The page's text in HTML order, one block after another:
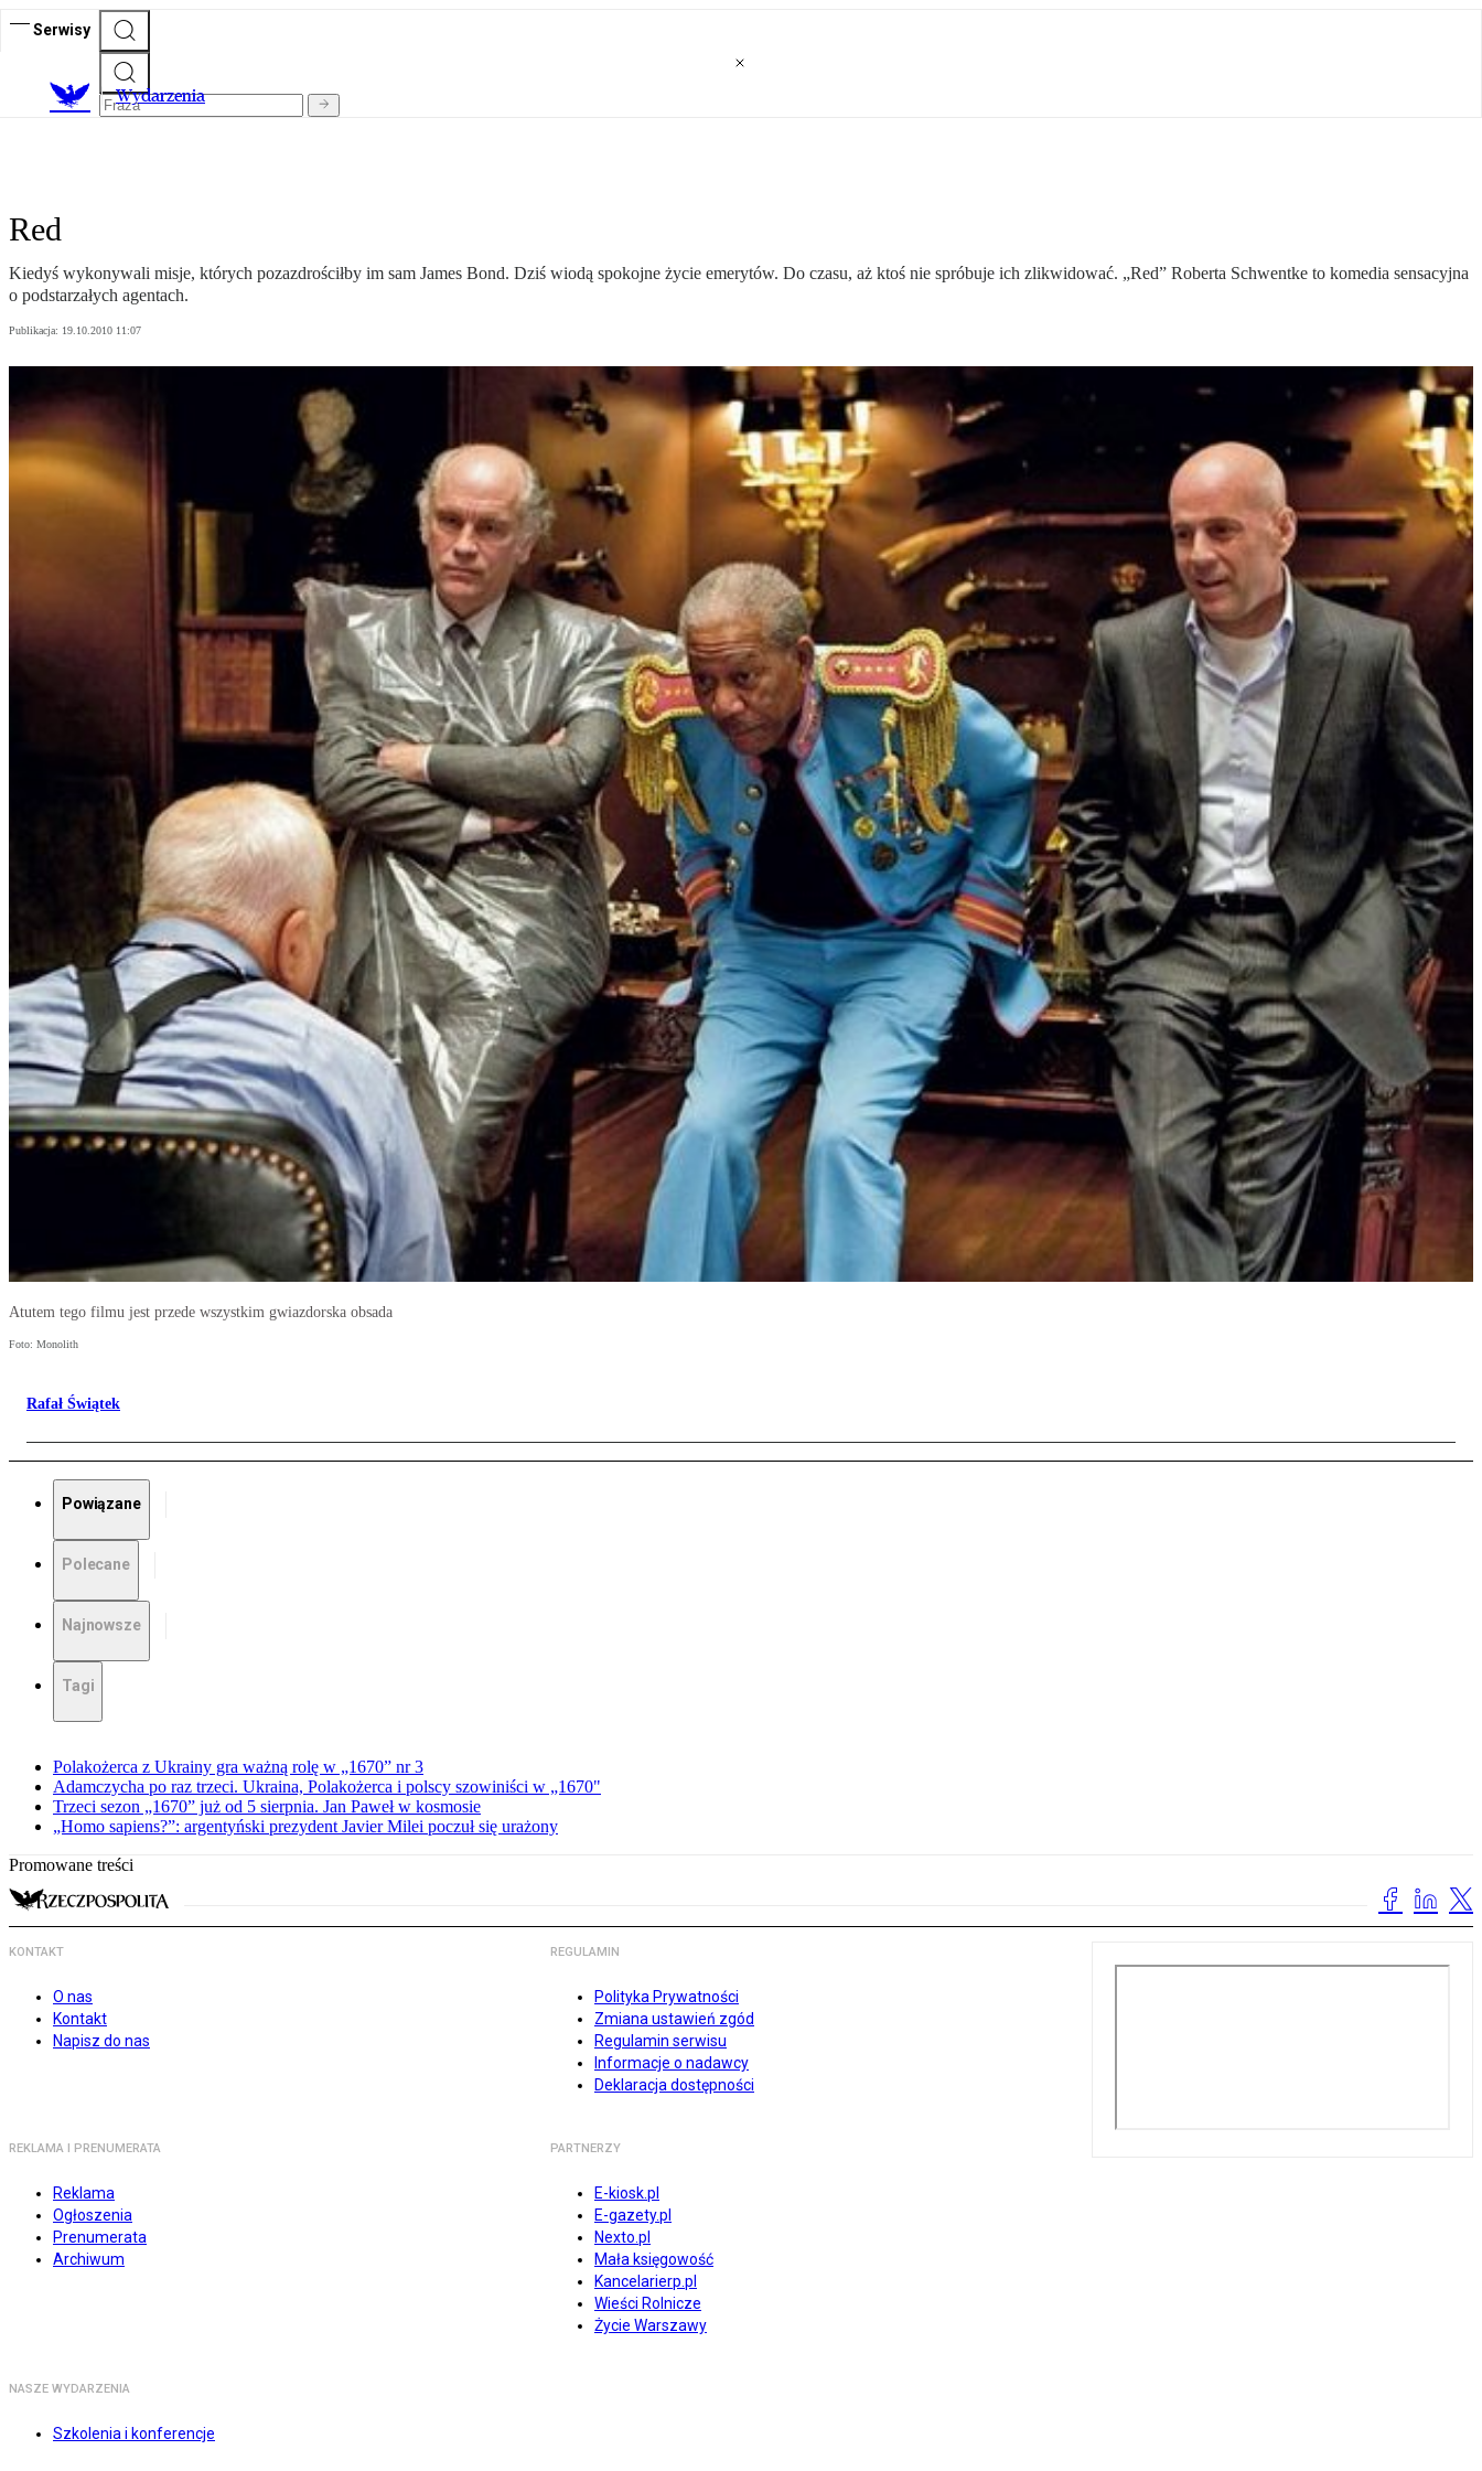
Serwisy
Wydarzenia
Red
Kiedyś wykonywali misje, których pozazdrościłby im sam James Bond. Dziś wiodą spokojne życie emerytów. Do czasu, aż ktoś nie spróbuje ich zlikwidować. „Red” Roberta Schwentke to komedia sensacyjna
o podstarzałych agentach.
Publikacja: 19.10.2010 11:07
Atutem tego filmu jest przede wszystkim gwiazdorska obsada
Foto: Monolith
Rafał Świątek
Powiązane
Polecane
Najnowsze
Tagi
Polakożerca z Ukrainy gra ważną rolę w „1670” nr 3
Adamczycha po raz trzeci. Ukraina, Polakożerca i polscy szowiniści w „1670"
Trzeci sezon „1670” już od 5 sierpnia. Jan Paweł w kosmosie
„Homo sapiens?”: argentyński prezydent Javier Milei poczuł się urażony
Promowane treści
KONTAKT
O nas
Kontakt
Napisz do nas
REGULAMIN
Polityka Prywatności
Zmiana ustawień zgód
Regulamin serwisu
Informacje o nadawcy
Deklaracja dostępności
REKLAMA I PRENUMERATA
Reklama
Ogłoszenia
Prenumerata
Archiwum
PARTNERZY
E-kiosk.pl
E-gazety.pl
Nexto.pl
Mała księgowość
Kancelarierp.pl
Wieści Rolnicze
Życie Warszawy
NASZE WYDARZENIA
Szkolenia i konferencje